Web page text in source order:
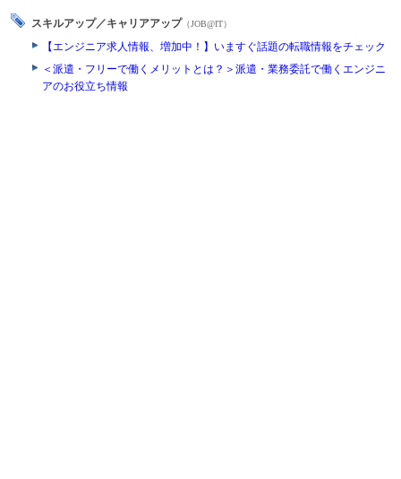
スキルアップ／キャリアアップ （JOB@IT）
【エンジニア求人情報、増加中！】いますぐ話題の転職情報をチェック
＜派遣・フリーで働くメリットとは？＞派遣・業務委託で働くエンジニ
アのお役立ち情報